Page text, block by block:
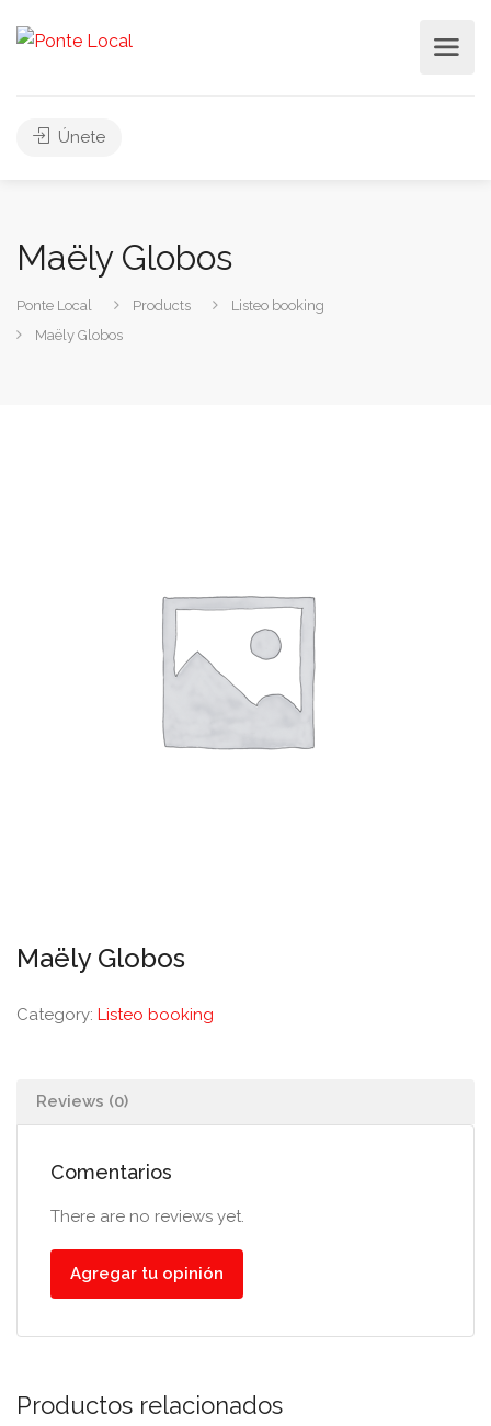
Únete
Maëly Globos
Ponte Local Products
Listeo booking
Maëly Globos
Maëly Globos
Category: Listeo booking
Reviews (0)
Comentarios
There are no reviews yet.
Agregar tu opinión
Productos relacionados